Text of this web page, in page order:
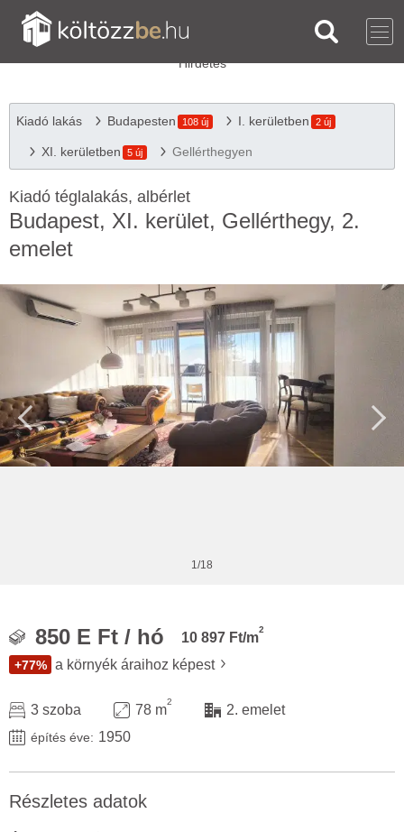
Kiadó lakás Budapesten 108 új I. kerületben 2 új
XI. kerületben 5 új Gellérthegyen
Kiadó téglalakás, albérlet
Budapest, XI. kerület, Gellérthegy, 2.
emelet
1/18
850 E Ft / hó 10 897 Ft/m
2
+77% a környék áraihoz képest
3 szoba 78 m
2
2. emelet
építés éve: 1950
Részletes adatok